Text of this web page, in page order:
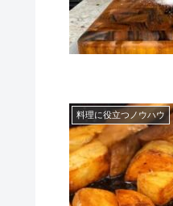
料理に役立つノウハウ